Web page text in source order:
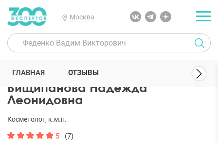
Москва
300 Экспертов Косметологи Вищипанова Надежда
Вищипанова Надежда
Леонидовна
Косметолог, к.м.н.
5 (7)
ГЛАВНАЯ ОТЗЫВЫ